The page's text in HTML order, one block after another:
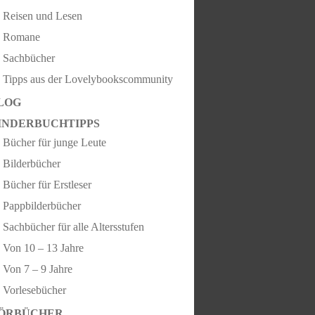
Reisen und Lesen
Romane
Sachbücher
Tipps aus der Lovelybookscommunity
Bücher für junge Leute
Bilderbücher
Bücher für Erstleser
Pappbilderbücher
Sachbücher für alle Altersstufen
Von 10 – 13 Jahre
Von 7 – 9 Jahre
Vorlesebücher